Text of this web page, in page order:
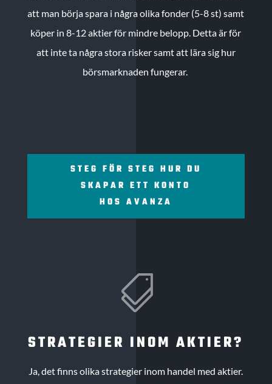
att man börja spara i några olika fonder (5-8 st) samt
köper in 8-12 aktier för mindre belopp. Detta är för
att inte ta några stora risker samt att lära sig hur
börsmarknaden fungerar.
STEG FÖR STEG HUR DU
SKAPAR ETT KONTO
HOS AVANZA

STRATEGIER INOM AKTIER?
Ja, det finns olika strategier inom handel med aktier.